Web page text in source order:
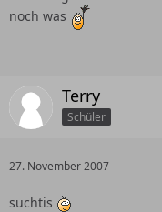
noch was
Terry
Schüler
27. November 2007
suchtis